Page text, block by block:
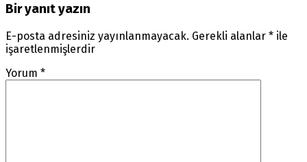
Bir yanıt yazın
E-posta adresiniz yayınlanmayacak. Gerekli alanlar * ile
işaretlenmişlerdir
Yorum *